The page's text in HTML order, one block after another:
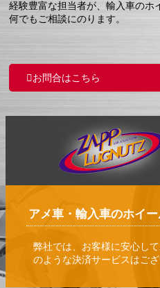
経験豊富な担当者が、輸入車のホ
何でもご相談にのります。
お問合はこちら
アメ車・輸入車のホイ
弊社では、お客様に安心し
のような決済サービスはご